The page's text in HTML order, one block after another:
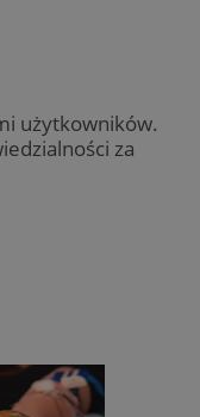
użytkowników.
za